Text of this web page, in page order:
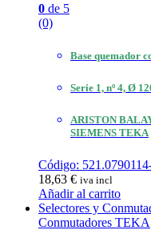
0 de 5
(0)
Base quemador
Serie 1, nº 4, Ø
ARISTON
SIEMENS TEKA
Código:
18,63 € iva incl
Añadir al carrito
Selectores y
Conmutadores TEKA